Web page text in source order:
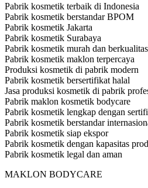
Pabrik kosmetik terbaik di Indonesia
Pabrik kosmetik berstandar BPOM
Pabrik kosmetik Jakarta
Pabrik kosmetik Surabaya
Pabrik kosmetik murah dan berkualitas
Pabrik kosmetik maklon terpercaya
Produksi kosmetik di pabrik modern
Pabrik kosmetik bersertifikat halal
Jasa produksi kosmetik di pabrik
Pabrik maklon kosmetik bodycare
Pabrik kosmetik lengkap dengan
Pabrik kosmetik berstandar
Pabrik kosmetik siap ekspor
Pabrik kosmetik dengan kapasitas
Pabrik kosmetik legal dan aman
MAKLON BODYCARE